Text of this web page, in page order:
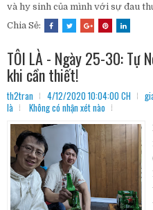
và hy sinh của mình với sự đau
Chia Sẻ:
TÔI LÀ - Ngày 25-30: Tự
khi cần thiết!
th2tran 4/12/2020 10:04:00 CH
là
Không có nhận xét nào